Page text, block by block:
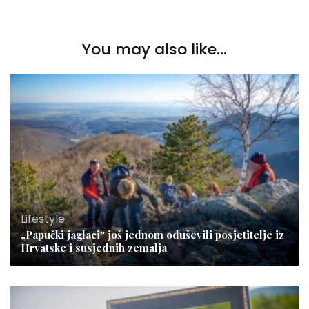
You may also like...
Lifestyle
„Papučki jaglaci“ još jednom oduševili posjetitelje iz
Hrvatske i susjednih zemalja